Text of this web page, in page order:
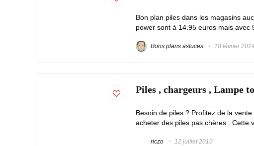
Bon plan piles dans les magasins
power sont à 14.95 euros mais avec
Bons plans astuces 18 février 2014
Piles , chargeurs , Lampe
Besoin de piles ? Profitez de la
acheter des piles pas chères . Cette
riczo 12 juillet 2010